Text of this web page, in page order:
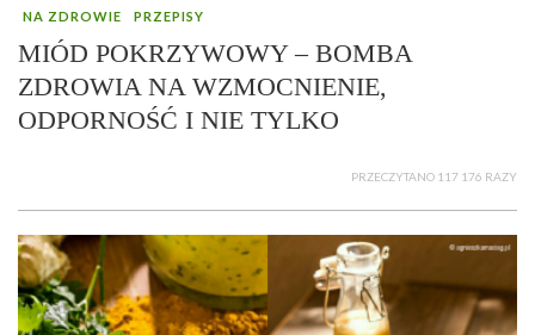
NA ZDROWIE PRZEPISY
MIÓD POKRZYWOWY – BOMBA
ZDROWIA NA WZMOCNIENIE,
ODPORNOŚĆ I NIE TYLKO
PRZECZYTANO 117 176 RAZY